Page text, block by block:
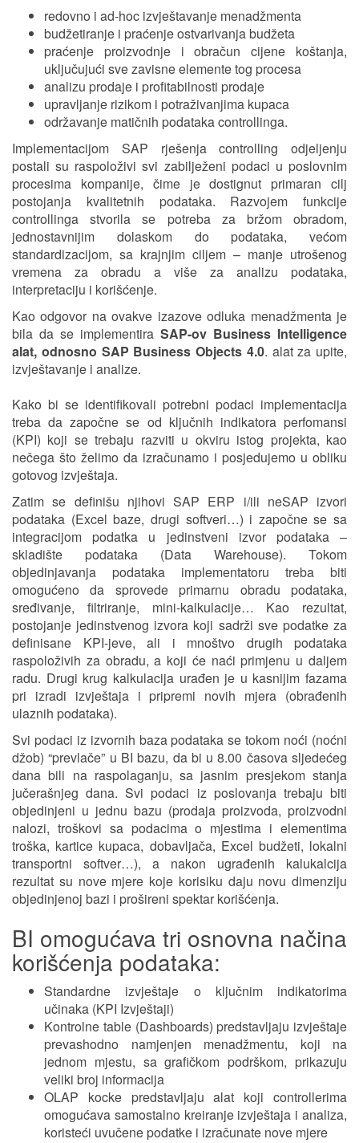
redovno i ad-hoc izvještavanje menadžmenta
budžetiranje i praćenje ostvarivanja budžeta
praćenje proizvodnje i obračun cijene koštanja,
uključujući sve zavisne elemente tog procesa
analizu prodaje i profitabilnosti prodaje
upravljanje rizikom i potraživanjima kupaca
održavanje matičnih podataka controllinga.
Implementacijom SAP rješenja controlling odjeljenju
postali su raspoloživi svi zabilježeni podaci u poslovnim
procesima kompanije, čime je dostignut primaran cilj
postojanja kvalitetnih podataka. Razvojem funkcije
controllinga stvorila se potreba za bržom obradom,
jednostavnijim dolaskom do podataka, većom
standardizacijom, sa krajnjim ciljem – manje utrošenog
vremena za obradu a više za analizu podataka,
interpretaciju i korišćenje.
Kao odgovor na ovakve izazove odluka menadžmenta je
bila da se implementira SAP-ov Business Intelligence
alat, odnosno SAP Business Objects 4.0. alat za upite,
izvještavanje i analize.
Kako bi se identifikovali potrebni podaci implementacija
treba da započne se od ključnih indikatora perfomansi
(KPI) koji se trebaju razviti u okviru istog projekta, kao
nečega što želimo da izračunamo i posjedujemo u obliku
gotovog izvještaja.
Zatim se definišu njihovi SAP ERP i/ili neSAP izvori
podataka (Excel baze, drugi softveri…) i započne se sa
integracijom podatka u jedinstveni izvor podataka –
skladište podataka (Data Warehouse). Tokom
objedinjavanja podataka implementatoru treba biti
omogućeno da sprovede primarnu obradu podataka,
sređivanje, filtriranje, mini-kalkulacije… Kao rezultat,
postojanje jedinstvenog izvora koji sadrži sve podatke za
definisane KPI-jeve, ali i mnoštvo drugih podataka
raspoloživih za obradu, a koji će naći primjenu u daljem
radu. Drugi krug kalkulacija urađen je u kasnijim fazama
pri izradi izvještaja i pripremi novih mjera (obrađenih
ulaznih podataka).
Svi podaci iz izvornih baza podataka se tokom noći (noćni
džob) “prevlače” u BI bazu, da bi u 8.00 časova sljedećeg
dana bili na raspolaganju, sa jasnim presjekom stanja
jučerašnjeg dana. Svi podaci iz poslovanja trebaju biti
objedinjeni u jednu bazu (prodaja proizvoda, proizvodni
nalozi, troškovi sa podacima o mjestima i elementima
troška, kartice kupaca, dobavljača, Excel budžeti, lokalni
transportni softver…), a nakon ugrađenih kalukalcija
rezultat su nove mjere koje korisiku daju novu dimenziju
objedinjenoj bazi i prošireni spektar korišćenja.
BI omogućava tri osnovna načina
korišćenja podataka:
Standardne izvještaje o ključnim indikatorima
učinaka (KPI Izvještaji)
Kontrolne table (Dashboards) predstavljaju izvještaje
prevashodno namjenjen menadžmentu, koji na
jednom mjestu, sa grafičkom podrškom, prikazuju
veliki broj informacija
OLAP kocke predstavljaju alat koji controllerima
omogućava samostalno kreiranje izvještaja i analiza,
koristeći uvučene podatke i izračunate nove mjere